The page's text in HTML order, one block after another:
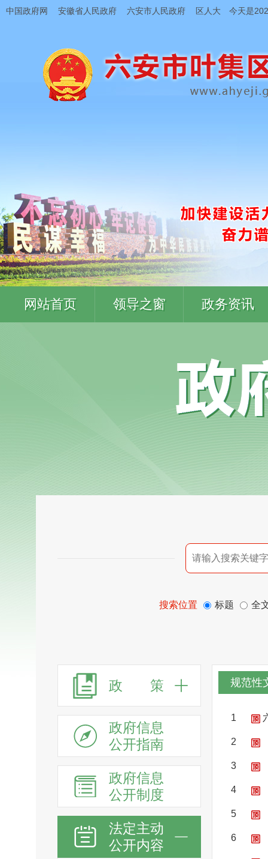
中国政府网 安徽省人民政府 六安市人民政府 区人大 今天是
网站首页 领导之窗 政务资讯
搜索位置 标题 全
政 策
政府信息
公开指南
政府信息
公开制度
法定主动
公开内容
规范性
1
2
3
4
5
6